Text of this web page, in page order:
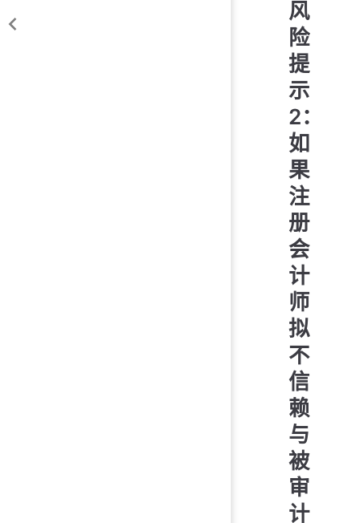
风
险
提
示
2：
如
果
注
册
会
计
师
拟
不
信
赖
与
被
审
计